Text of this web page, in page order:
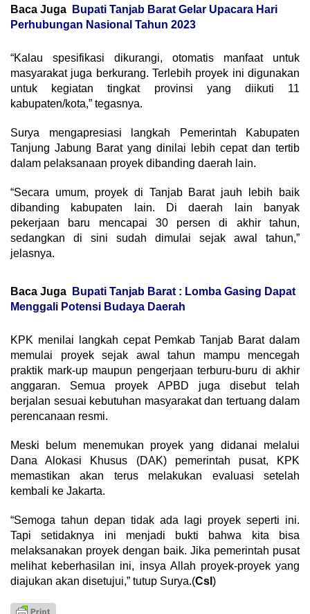
Baca Juga
Bupati Tanjab Barat Gelar Upacara Hari
Perhubungan Nasional Tahun 2023
“Kalau spesifikasi dikurangi, otomatis manfaat untuk
masyarakat juga berkurang. Terlebih proyek ini digunakan
untuk kegiatan tingkat provinsi yang diikuti 11
kabupaten/kota,” tegasnya.
Surya mengapresiasi langkah Pemerintah Kabupaten
Tanjung Jabung Barat yang dinilai lebih cepat dan tertib
dalam pelaksanaan proyek dibanding daerah lain.
“Secara umum, proyek di Tanjab Barat jauh lebih baik
dibanding kabupaten lain. Di daerah lain banyak
pekerjaan baru mencapai 30 persen di akhir tahun,
sedangkan di sini sudah dimulai sejak awal tahun,”
jelasnya.
Baca Juga
Bupati Tanjab Barat : Lomba Gasing Dapat
Menggali Potensi Budaya Daerah
KPK menilai langkah cepat Pemkab Tanjab Barat dalam
memulai proyek sejak awal tahun mampu mencegah
praktik mark-up maupun pengerjaan terburu-buru di akhir
anggaran. Semua proyek APBD juga disebut telah
berjalan sesuai kebutuhan masyarakat dan tertuang dalam
perencanaan resmi.
Meski belum menemukan proyek yang didanai melalui
Dana Alokasi Khusus (DAK) pemerintah pusat, KPK
memastikan akan terus melakukan evaluasi setelah
kembali ke Jakarta.
“Semoga tahun depan tidak ada lagi proyek seperti ini.
Tapi setidaknya ini menjadi bukti bahwa kita bisa
melaksanakan proyek dengan baik. Jika pemerintah pusat
melihat keberhasilan ini, insya Allah proyek-proyek yang
diajukan akan disetujui,” tutup Surya.(Csl )